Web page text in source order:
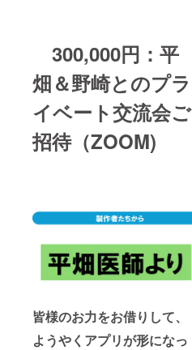
300,000円：平
畑＆野崎とのプラ
イベート交流会ご
招待（ZOOM)
皆様のお力をお借りして、
ようやくアプリが形になっ